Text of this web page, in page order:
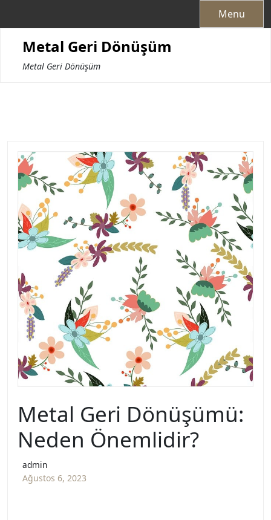
Menu
Metal Geri Dönüşüm
Metal Geri Dönüşüm
Metal Geri Dönüşümü:
Neden Önemlidir?
admin
Ağustos 6, 2023